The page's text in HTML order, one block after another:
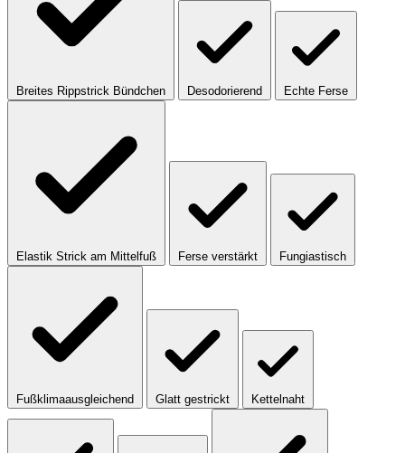
Breites Rippstrick Bündchen Desodorierend Echte Ferse
Elastik Strick am Mittelfuß Ferse verstärkt Fungiastisch
Fußklimaausgleichend Glatt gestrickt Kettelnaht